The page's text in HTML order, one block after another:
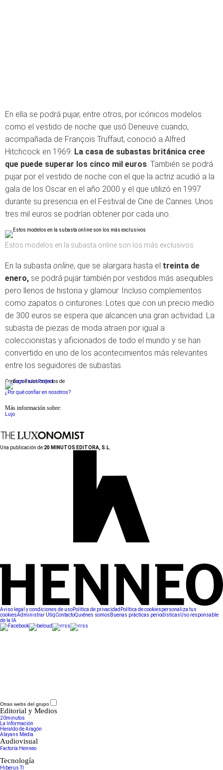
En ella se podrá pujar, entre otros, por icónicos modelos
como el vestido de noche que usó Deneuve cuando,
acompañada de François Truffaut, conoció a Alfred
Hitchcock en 1969. La casa de subastas británica cree
que puede superar los cinco mil euros. También se podrá
pujar por el vestido de noche con el que la actriz acudió a la
gala de los Oscar en el año 2000 y el que utilizó en 1997
durante su presencia en el Festival de Cine de Cannes. Unos
tres mil euros se podrían obtener por cada uno.
Estos modelos en la subasta online son los más exclusivos
En la subasta online, que se alargara hasta el treinta de
enero, se podrá pujar también por vestidos más asequibles
pero llenos de historia y glamour. Incluso complementos
como zapatos o cinturones. Lotes que con un precio medio
de 300 euros se espera que alcancen una gran actividad. La
subasta de piezas de moda atraen por igual a
coleccionistas y aficionados de todo el mundo y se han
convertido en uno de los acontecimientos más relevantes
entre los seguidores de subastas.
Conforme a los criterios de
¿Por qué confiar en nosotros?
Más información sobre:
Lujo
Una publicación de:20 MINUTOS EDITORA, S.L.
Aviso legal y condiciones de usoPolítica de privacidad Política de cookiespersonaliza tus
cookiesAdministrar UtiqContactoQuiénes somos Buenas prácticas periodísticasUso responsable
de la IA
Otras webs del grupo
Editorial y Medios
20minutos
La Información
Heraldo de Aragón
Alayans Media
Audiovisual
Factoría Henneo
Tecnología
Hiberus TI